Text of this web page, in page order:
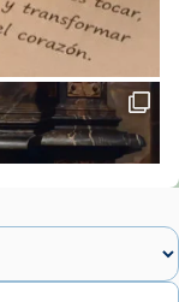
ha
de Les